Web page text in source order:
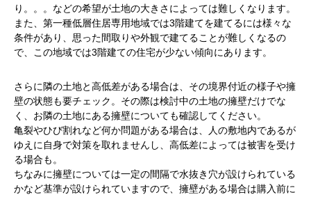
り。。。などの希望が土地の大きさによっては難しくなります。
また、第一種低層住居専用地域では3階建てを建てるには様々な
条件があり、思った間取りや外観で建てることが難しくなるの
で、この地域では3階建ての住宅が少ない傾向にあります。
さらに隣の土地と高低差がある場合は、その境界付近の様子や擁
壁の状態も要チェック。その際は検討中の土地の擁壁だけでな
く、お隣の土地にある擁壁についても確認してください。
亀裂やひび割れなど何か問題がある場合は、人の敷地内であるが
ゆえに自身で対策を取れませんし、高低差によっては被害を受け
る場合も。
ちなみに擁壁については一定の間隔で水抜き穴が設けられている
かなど基準が設けられていますので、擁壁がある場合は購入前に